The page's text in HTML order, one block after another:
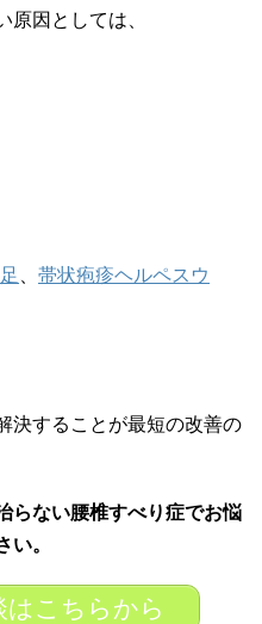
原因としては、
帯状疱疹ヘルペスウ
決することが最短の改善の
らない腰椎すべり症でお悩
い。
こちらから